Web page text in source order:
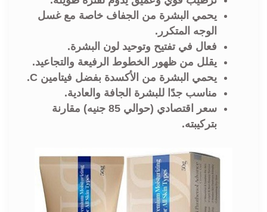
يحمي البشرة من الجفاف خاصة مع غسل
الوجه المتكرر.
فعال في تفتيح وتوحيد لون البشرة.
يقلل من ظهور الخطوط الرفيعة والتجاعيد.
يحمي البشرة من الأكسدة بفضل فيتامين C.
مناسب جدًا للبشرة الجافة والعادية.
سعر اقتصادي (حوالي 85 جنيه) مقارنة
بتركيبته.